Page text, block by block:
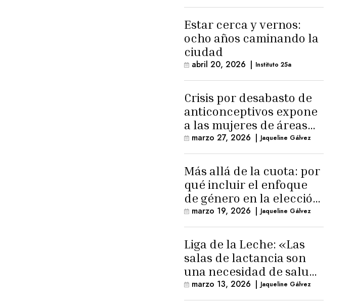
Estar cerca y vernos:
ocho años caminando la
ciudad
abril 20, 2026 | Instituto 25a
Crisis por desabasto de
anticonceptivos expone
a las mujeres de áreas
rurales
marzo 27, 2026 | Jaqueline Gálvez
Más allá de la cuota: por
qué incluir el enfoque
de género en la elección
de Fiscal General
marzo 19, 2026 | Jaqueline Gálvez
Liga de la Leche: «Las
salas de lactancia son
una necesidad de salud
pública»
marzo 13, 2026 | Jaqueline Gálvez